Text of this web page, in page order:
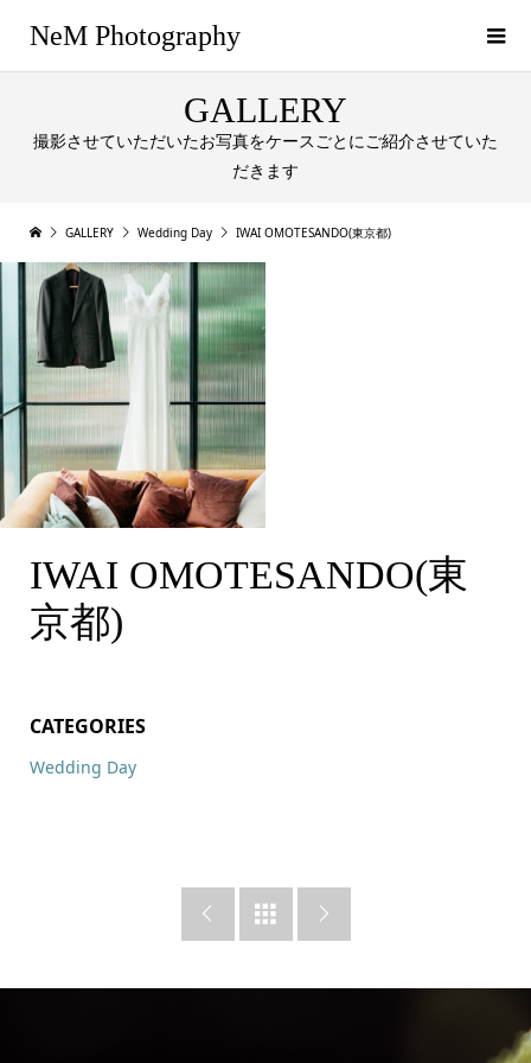
NeM Photography
GALLERY
撮影させていただいたお写真をケースごとにご紹介させていた
だきます
GALLERY Wedding Day IWAI OMOTESANDO(東京都)
IWAI OMOTESANDO(東
京都)
CATEGORIES
Wedding Day
  